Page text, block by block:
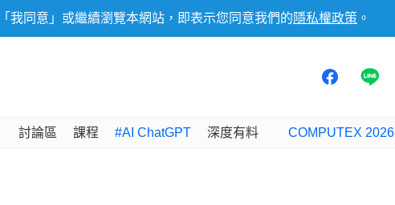
我同意」或繼續瀏覽本網站，即表示您同意我們的 隱私權政策 。
討論區 課程 #AI ChatGPT 深度有料 COMPUTEX 2026